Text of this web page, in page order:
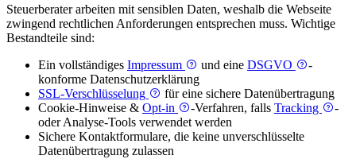
Steuerberater arbeiten mit sensiblen Daten, weshalb die Webseite
zwingend rechtlichen Anforderungen entsprechen muss. Wichtige
Bestandteile sind:
Ein vollständiges Impressum und eine DSGVO
-
konforme Datenschutzerklärung
SSL-Verschlüsselung
für eine sichere Datenübertragung
Cookie-Hinweise & Opt-in -Verfahren, falls Tracking
-
oder Analyse-Tools verwendet werden
Sichere Kontaktformulare, die keine unverschlüsselte
Datenübertragung zulassen